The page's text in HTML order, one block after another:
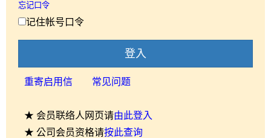
忘记口令
记住帐号口令
登入
重寄启用信 常见问题
★ 会员联络人网页请由此登入
★ 公司会员资格请按此查询